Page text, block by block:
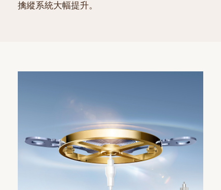
擒縱系統大幅提升。